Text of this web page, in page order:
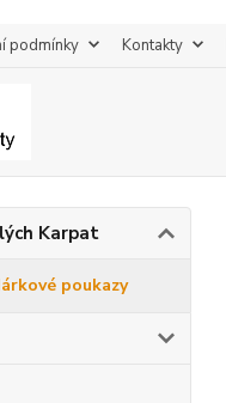
podmínky Kontakty
Karpat
poukazy